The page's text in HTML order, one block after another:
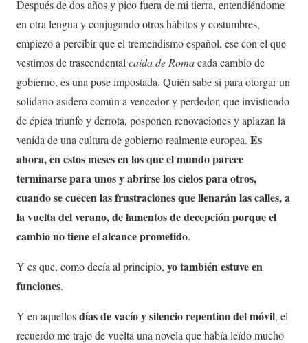
Después de dos años y pico fuera de mi tierra, entendiéndome
en otra lengua y conjugando otros hábitos y costumbres,
empiezo a percibir que el tremendismo español, ese con el que
vestimos de trascendental caída de Romacada cambio de
gobierno, es una pose impostada. Quién sabe si para otorgar un
solidario asidero común a vencedor y perdedor, que invistiendo
de épica triunfo y derrota, posponen renovaciones y aplazan la
venida de una cultura de gobierno realmente europea. Es
ahora, en estos meses en los que el mundo parece
terminarse para unos y abrirse los cielos para otros,
cuando se cuecen las frustraciones que llenarán las calles, a
la vuelta del verano, de lamentos de decepción porque el
cambio no tiene el alcance prometido.
Y es que, como decía al principio, yo también estuve en
funciones.
Y en aquellosdías de vacío y silencio repentino del móvil, el
recuerdo me trajo de vuelta una novela que había leído mucho